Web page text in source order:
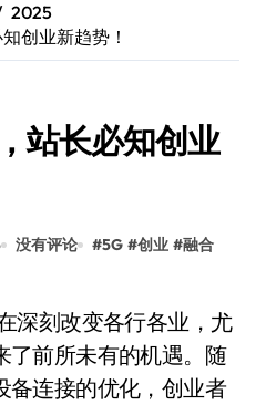
2025
创业新趋势！
站长必知创业
没有评论 #5G #创业 #融合
了前所未有的机遇。随
备连接的优化，创业者